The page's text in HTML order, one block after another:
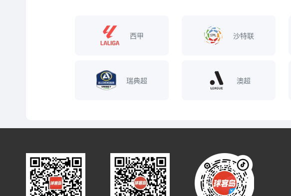
西甲 沙特联
瑞典超 澳超